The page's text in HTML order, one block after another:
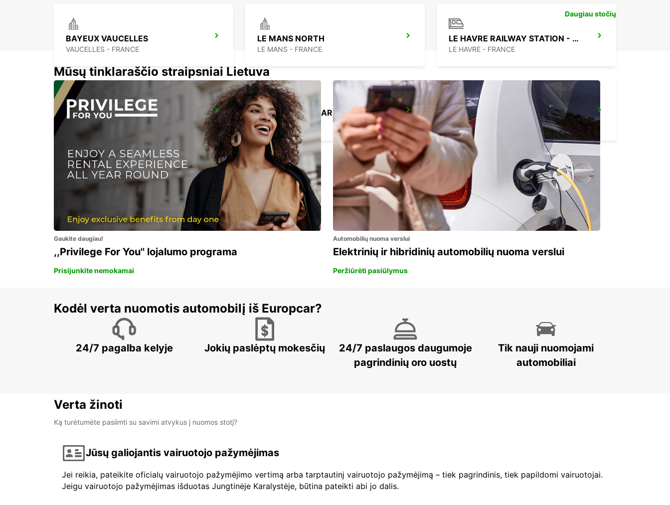
BAYEUX VAUCELLES
VAUCELLES - FRANCE
LE MANS NORTH
LE MANS - FRANCE
LE HAVRE RAILWAY STATION - SERVICE POINT
LE HAVRE - FRANCE
LE HAVRE NORTH
LE HAVRE - FRANCE
LA FERTE-BERNARD
CHERRE - FRANCE
LE MANS RAILWAY STATION
LE MANS - FRANCE
Daugiau stočių
Mūsų tinklaraščio straipsniai Lietuva
Gaukite daugiau!
,,Privilege For You'' lojalumo programa
Prisijunkite nemokamai
Automobilių nuoma verslui
Elektrinių ir hibridinių automobilių nuoma verslui
Peržiūrėti pasiūlymus
Kodėl verta nuomotis automobilį iš Europcar?
24/7 pagalba kelyje Jokių paslėptų mokesčių
24/7 paslaugos daugumoje
pagrindinių oro uostų
Tik nauji nuomojami
automobiliai
Verta žinoti
Ką turėtumėte pasiimti su savimi atvykus į nuomos stotį?
Jūsų galiojantis vairuotojo pažymėjimas
Jei reikia, pateikite oficialų vairuotojo pažymėjimo vertimą arba tarptautinį vairuotojo pažymėjimą – tiek pagrindinis, tiek papildomi vairuotojai.
Jeigu vairuotojo pažymėjimas išduotas Jungtinėje Karalystėje, būtina pateikti abi jo dalis.